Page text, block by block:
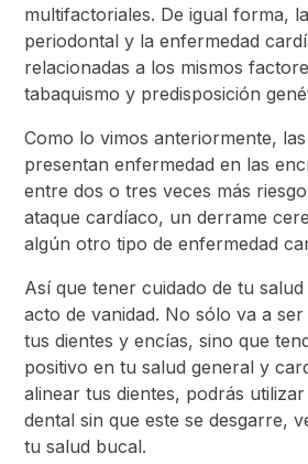
multifactoriales. De igual forma,
periodontal y la enfermedad
relacionadas a los mismos
tabaquismo y predisposición
Como lo vimos anteriormente,
presentan enfermedad en las
entre dos o tres veces más
ataque cardíaco, un derrame
algún otro tipo de enfermedad
Así que tener cuidado de tu
acto de vanidad. No sólo va a
tus dientes y encías, sino que
positivo en tu salud general y
alinear tus dientes, podrás
dental sin que este se desgarre,
tu salud bucal.